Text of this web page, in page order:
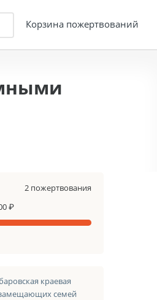
Корзина пожертвований
2 пожертвования
₽
краевая
семей